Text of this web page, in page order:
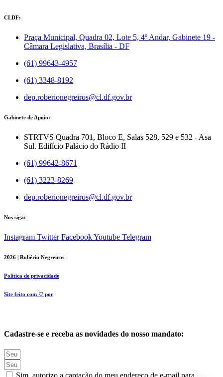
CLDF:
Praça Municipal, Quadra 02, Lote 5, 4º Andar, Gabinete 19 -
Câmara Legislativa, Brasília - DF
(61) 99643-4957
(61) 3348-8192
dep.roberionegreiros@cl.df.gov.br
Gabinete de Apoio:
STRTVS Quadra 701, Bloco E, Salas 528, 529 e 532 - Asa
Sul. Edifício Palácio do Rádio II
(61) 99642-8671
(61) 3223-8269
dep.roberionegreiros@cl.df.gov.br
Nos siga:
Instagram Twitter FacebookYoutube Telegram
2026 | Robério Negreiros
Política de privacidade
Site feito com ♡ por
Cadastre-se e receba as novidades do nosso mandato: